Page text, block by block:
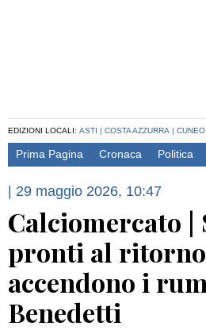
EDIZIONI LOCALI: ASTI | COSTA AZZURRA | CUNEO
Prima Pagina Cronaca Politica
| 29 maggio 2026, 10:47
Calciomercato |
pronti al
accendono i
Benedetti